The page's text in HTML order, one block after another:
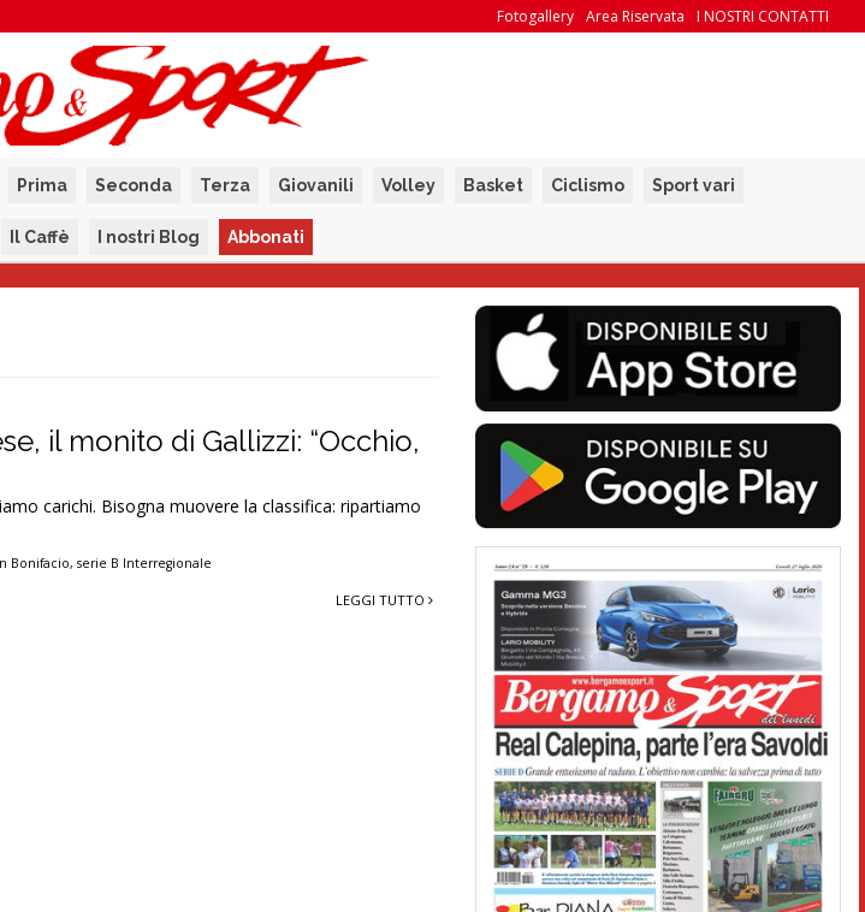
I NOSTRI CONTATTI
Area Riservata
Fotogallery
Prima Seconda Terza Giovanili Volley Basket Ciclismo Sport vari
Il Caffè I nostri Blog Abbonati
il monito di Gallizzi: “Occhio,
carichi. Bisogna muovere la classifica: ripartiamo
Bonifacio,serie B Interregionale
LEGGI TUTTO